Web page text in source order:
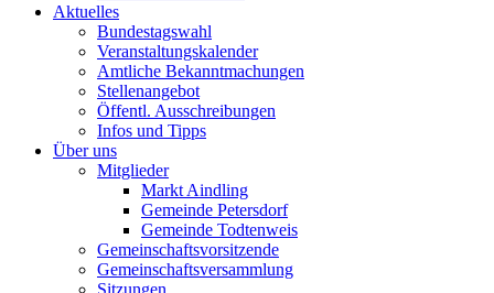
Aktuelles
Bundestagswahl
Veranstaltungskalender
Amtliche Bekanntmachungen
Stellenangebot
Öffentl. Ausschreibungen
Infos und Tipps
Über uns
Mitglieder
Markt Aindling
Gemeinde Petersdorf
Gemeinde Todtenweis
Gemeinschaftsvorsitzende
Gemeinschaftsversammlung
Sitzungen